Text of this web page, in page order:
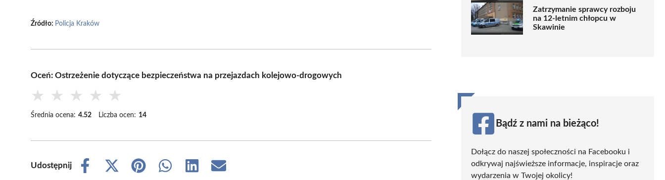
Źródło: Policja Kraków
Oceń: Ostrzeżenie dotyczące bezpieczeństwa na przejazdach kolejowo-drogowych
★ ★ ★ ★ ★
Średnia ocena: 4.52 Liczba ocen: 14
Udostępnij
Share
Share
Share
Share
Share
Share
Zatrzymanie sprawcy rozboju
na 12-letnim chłopcu w
Skawinie
Bądź z nami na bieżąco!
Dołącz do naszej społeczności na Facebooku i
odkrywaj najświeższe informacje, inspiracje oraz
wydarzenia w Twojej okolicy!